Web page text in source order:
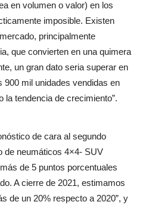
en volumen o valor) en los
imposible. Existen
principalmente
que convierten en una quimera
un gran dato seria superar en
mil unidades vendidas en
la tendencia de crecimiento”.
de cara al segundo
de neumáticos 4×4- SUV
de 5 puntos porcentuales
A cierre de 2021, estimamos
de un 20% respecto a 2020”, y